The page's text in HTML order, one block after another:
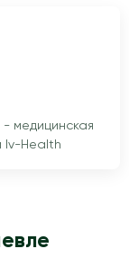
медицинская
Iv-Health